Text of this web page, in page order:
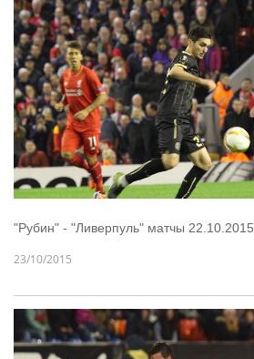
"Рубин" - "Ливерпуль" матчы 22.10.2015
23/10/2015